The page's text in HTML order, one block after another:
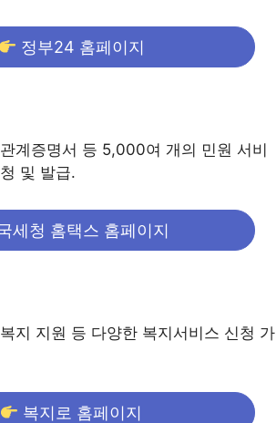
정부24 홈페이지
계증명서 등 5,000여 개의 민원 서비
및 발급.
세청 홈택스 홈페이지
지 지원 등 다양한 복지서비스 신청 가
복지로 홈페이지